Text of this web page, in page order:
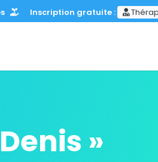
Inscription gratuite :
»